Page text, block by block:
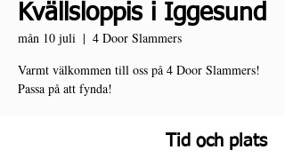
Kvällsloppis i Iggesund
mån 10 juli
  |
4 Door Slammers
Varmt välkommen till oss på 4 Door Slammers!
Passa på att fynda!
Tid och plats